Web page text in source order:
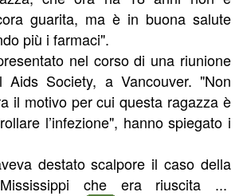
guarita, ma è in buona salute
più i farmaci".
nel corso di una riunione
Aids Society, a Vancouver. "Non
il motivo per cui questa ragazza è
l’infezione", hanno spiegato i
destato scalpore il caso della
che era riuscita ...